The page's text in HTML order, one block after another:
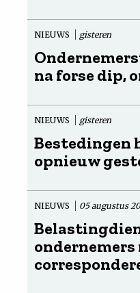
NIEUWS gisteren
na forse dip,
NIEUWS gisteren
Bestedingen
opnieuw
NIEUWS 05 augustus